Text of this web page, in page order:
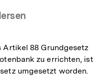
Artikel 88 Grundgesetz
zu errichten, ist
umgesetzt worden.